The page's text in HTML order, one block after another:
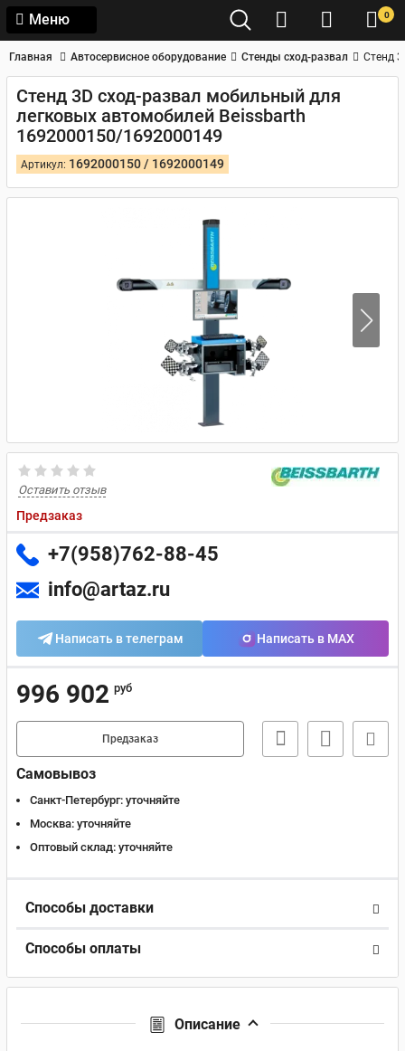
Меню 0
Главная Автосервисное оборудование Стенды сход-развал Стенд
Стенд 3D сход-развал мобильный для
легковых автомобилей Beissbarth
1692000150/1692000149
Артикул: 1692000150 / 1692000149
Оставить отзыв
Предзаказ
+7(958)762-88-45
info@artaz.ru
Написать в телеграм Написать в MAX
996 902 руб
Предзаказ
Самовывоз
Санкт-Петербург: уточняйте
Москва: уточняйте
Оптовый склад: уточняйте
Способы доставки
Способы оплаты
Описание